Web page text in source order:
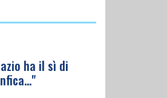
ha il sì di